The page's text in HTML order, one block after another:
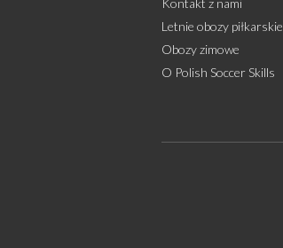
Kontakt z nami
Letnie obozy piłkarskie
Obozy zimowe
O Polish Soccer Skills